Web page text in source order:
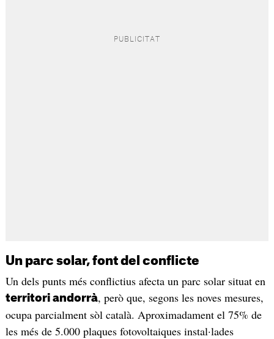
Un parc solar, font del conflicte
Un dels punts més conflictius afecta un parc solar situat en
territori andorrà, però que, segons les noves mesures,
ocupa parcialment sòl català. Aproximadament el 75% de
les més de 5.000 plaques fotovoltaiques instal·lades